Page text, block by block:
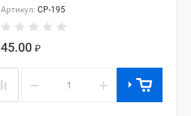
Артикул: CP-195
45.00 ₽
− +